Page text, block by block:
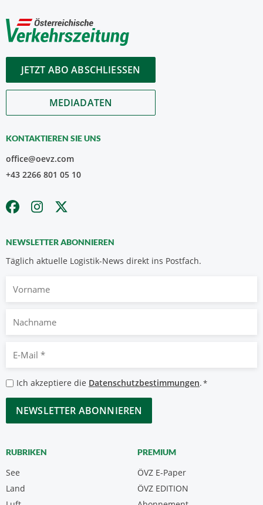
JETZT ABO ABSCHLIESSEN
MEDIADATEN
KONTAKTIEREN SIE UNS
office@oevz.com
+43 2266 801 05 10
NEWSLETTER ABONNIEREN
Täglich aktuelle Logistik-News direkt ins Postfach.
Nachname
Mail
*
Datenschutzbestimmungen
*
Ich akzeptiere die Datenschutzbestimmungen.*
CAPTCHA
RUBRIKEN
See
Land
PREMIUM
ÖVZ E-Paper
ÖVZ EDITION